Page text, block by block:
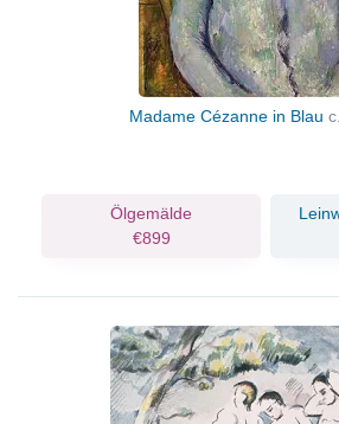
Madame Cézanne in Blau
Ölgemälde
€899